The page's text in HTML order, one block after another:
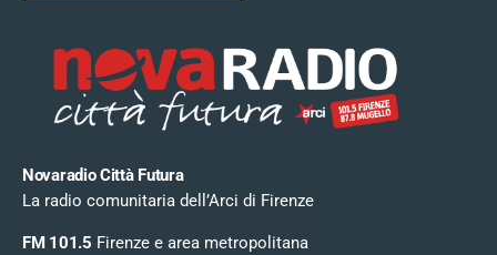
Novaradio Città Futura
La radio comunitaria dell’Arci di Firenze
FM 101.5 Firenze e area metropolitana